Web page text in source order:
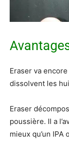
Eraser va
dissolvent les
Eraser
poussière. Il a
mieux qu’un